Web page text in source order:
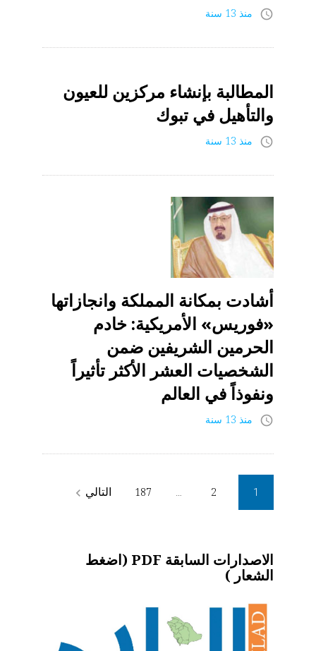
access_time منذ 13 سنة
المطالبة بإنشاء مركزين للعيون
والتأهيل في تبوك
access_time منذ 13 سنة
أشادت بمكانة المملكة وانجازاتها
«فوريس» الأمريكية: خادم
الحرمين الشريفين ضمن
الشخصيات العشر الأكثر تأثيراً
ونفوذاً في العالم
access_time منذ 13 سنة
Posts
pagination
1
2
187 التالي navigate_next
الاصدارات السابقة PDF (اضغط
الشعار )